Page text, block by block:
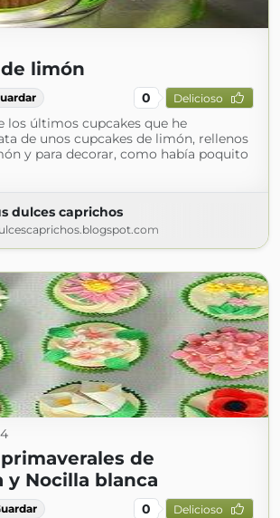
limón
0 Delicioso
los últimos cupcakes que he
de unos cupcakes de limón, rellenos
y para decorar, como había poquito
dulces caprichos
de
y Nocilla blanca
0 Delicioso